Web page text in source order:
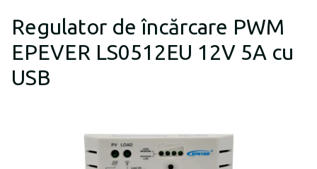
Regulator de încărcare PWM
EPEVER LS0512EU 12V 5A cu
USB